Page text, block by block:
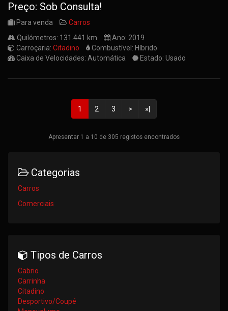
Preço: Sob Consulta!
Para venda
Carros
Quilómetros: 131.441 km
Ano: 2019
Carroçaria: Citadino
Combustível: Híbrido
Caixa de Velocidades: Automática
Estado: Usado
1 2 3 > »|
Apresentar 1 a 10 de 305 registos encontrados
Categorias
Carros
Comerciais
Tipos de Carros
Cabrio
Carrinha
Citadino
Desportivo/Coupé